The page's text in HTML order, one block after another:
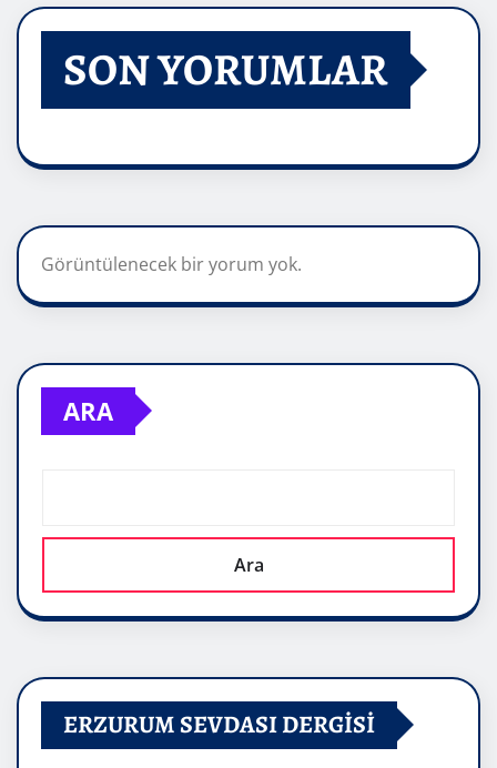
SON YORUMLAR
Görüntülenecek bir yorum yok.
ARA
Ara
ERZURUM SEVDASI DERGİSİ